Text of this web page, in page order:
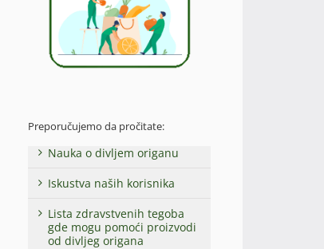
Preporučujemo da pročitate:
Nauka o divljem origanu
Iskustva naših korisnika
Lista zdravstvenih tegoba
gde mogu pomoći proizvodi
od divljeg origana